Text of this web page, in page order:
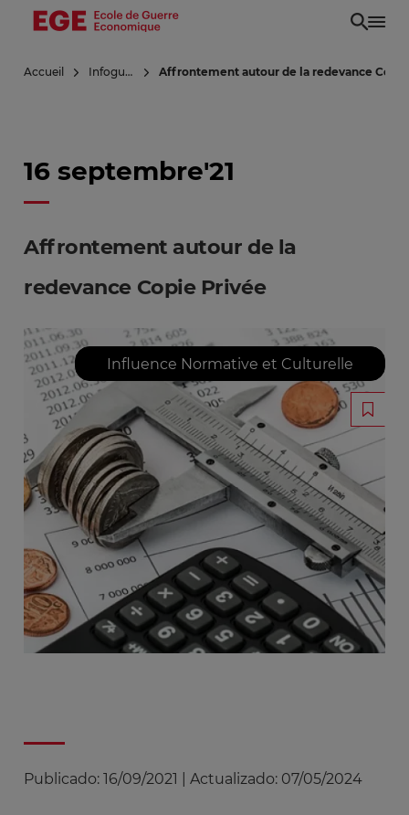
Aller
principal
Accueil Infoguerre Affrontement autour de la redevance
16 septembre'21
Affrontement autour de la
redevance Copie Privée
Influence Normative et Culturelle
Publicado: 16/09/2021 Actualizado: 07/05/2024